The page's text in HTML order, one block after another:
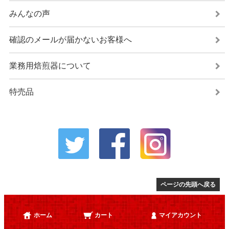
みんなの声
確認のメールが届かないお客様へ
業務用焙煎器について
特売品
ページの先頭へ戻る
ホーム カート マイアカウント